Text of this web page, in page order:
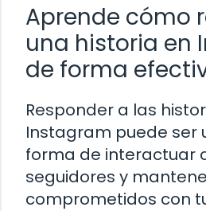
Aprende cómo
una historia en
de forma
Responder a las
Instagram puede ser
forma de interactuar
seguidores y
comprometidos con